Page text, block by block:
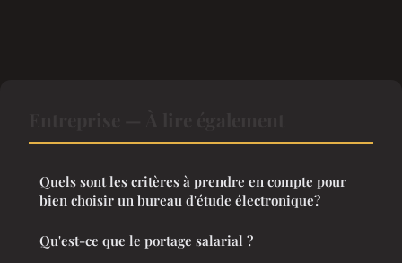
Quels sont les critères à prendre en compte pour
bien choisir un bureau d'étude électronique?
Qu'est-ce que le portage salarial ?